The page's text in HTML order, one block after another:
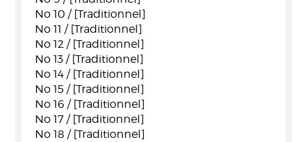
No 10 / [Traditionnel]
No 11 / [Traditionnel]
No 12 / [Traditionnel]
No 13 / [Traditionnel]
No 14 / [Traditionnel]
No 15 / [Traditionnel]
No 16 / [Traditionnel]
No 17 / [Traditionnel]
No 18 / [Traditionnel]